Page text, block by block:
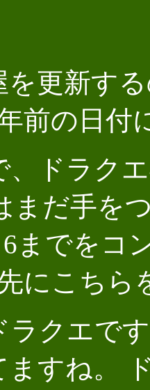
更新す
前の日付
、ドラク
まだ手を
までをコ
にこち
ラクエで
ますね。